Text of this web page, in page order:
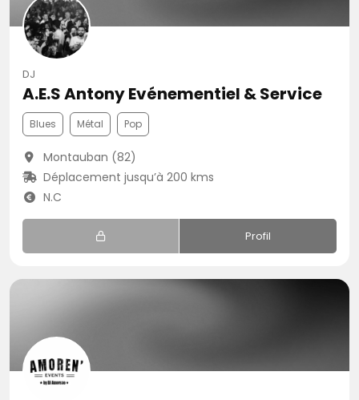
DJ
A.E.S Antony Evénementiel & Service
Blues Métal Pop
Montauban (82)
Déplacement jusqu’à 200 kms
N.C
Profil